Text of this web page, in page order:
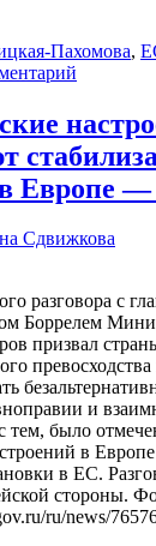
Пахомова,
Европе
Сдвижкова
разговора с
Боррелем
призвал
и
тем, было
в Европе
в ЕС.
стороны.
ru/news/